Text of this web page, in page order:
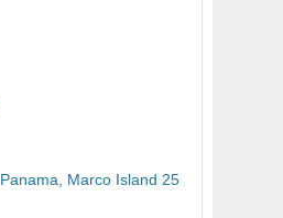
Marco Island 25